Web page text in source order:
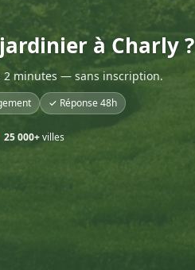
à Charly ?
2 minutes — sans inscription.
✓ Réponse 48h
25 000+villes